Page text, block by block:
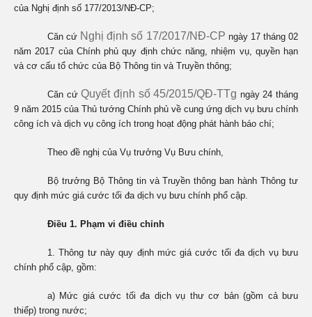
của Nghị định số 177/2013/NĐ-CP;
Căn cứ Nghị định số 17/2017/NĐ-CP ngày 17 tháng 02
năm 2017 của Chính phủ quy định chức năng, nhiệm vụ, quyền hạn
và cơ cấu tổ chức của Bộ Thông tin và Truyền thông;
Căn cứQuyết định số 45/2015/QĐ-TTg ngày 24 tháng
9 năm 2015 của Thủ tướng Chính phủ về cung ứng dịch vụ bưu chính
công ích và dịch vụ công ích trong hoạt động phát hành báo chí;
Theo đề nghị của Vụ trưởng Vụ Bưu chính,
Bộ trưởng Bộ Thông tin và Truyền thông ban hành Thông tư
quy định mức giá cước tối đa dịch vụ bưu chính phổ cập.
Điều 1. Phạm vi điều chỉnh
1. Thông tư này quy định mức giá cước tối đa dịch vụ bưu
chính phổ cập, gồm:
a) Mức giá cước tối đa dịch vụ thư cơ bản (gồm cả bưu
thiếp) trong nước;